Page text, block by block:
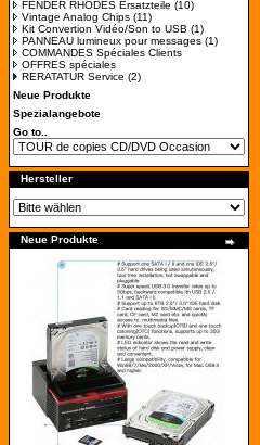
FENDER RHODES Ersatzteile (10)
Vintage Analog Chips (11)
Kit Convertion Vidéo/Son to USB (1)
PANNEAU lumineux pour messages (1)
COMMANDES Spéciales Clients
OFFRES spéciales
RERATATUR Service (2)
Neue Produkte
Spezialangebote
Go to..
Hersteller
Neue Produkte